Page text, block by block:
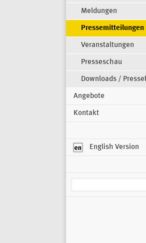
Meldungen
Pressemitteilungen
Veranstaltungen
Presseschau
Downloads /
Angebote
Kontakt
English Version